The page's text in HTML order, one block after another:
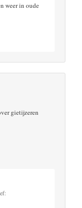
weer in oude
gietijzeren